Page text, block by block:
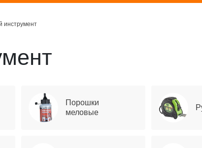
инструмент
Порошки
меловые